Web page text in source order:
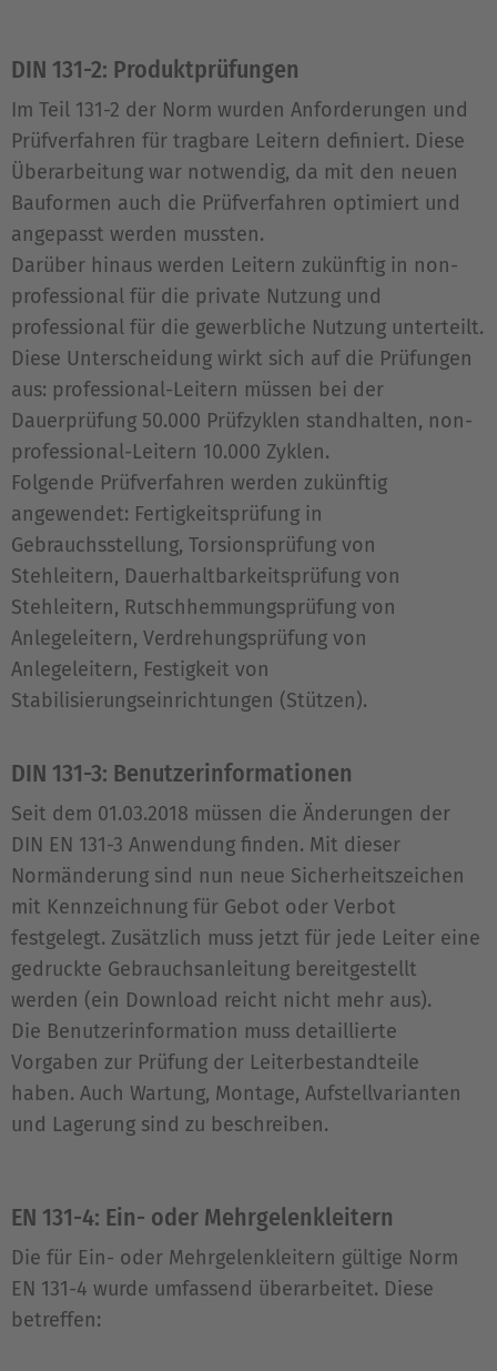
DIN 131-2: Produktprüfungen
Im Teil 131-2 der Norm wurden Anforderungen und
Prüfverfahren für tragbare Leitern definiert. Diese
Überarbeitung war notwendig, da mit den neuen
Bauformen auch die Prüfverfahren optimiert und
angepasst werden mussten.
Darüber hinaus werden Leitern zukünftig in non-
professional für die private Nutzung und
professional für die gewerbliche Nutzung unterteilt.
Diese Unterscheidung wirkt sich auf die Prüfungen
aus: professional-Leitern müssen bei der
Dauerprüfung 50.000 Prüfzyklen standhalten, non-
professional-Leitern 10.000 Zyklen.
Folgende Prüfverfahren werden zukünftig
angewendet: Fertigkeitsprüfung in
Gebrauchsstellung, Torsionsprüfung von
Stehleitern, Dauerhaltbarkeitsprüfung von
Stehleitern, Rutschhemmungsprüfung von
Anlegeleitern, Verdrehungsprüfung von
Anlegeleitern, Festigkeit von
Stabilisierungseinrichtungen (Stützen).
DIN 131-3: Benutzerinformationen
Seit dem 01.03.2018 müssen die Änderungen der
DIN EN 131-3 Anwendung finden. Mit dieser
Normänderung sind nun neue Sicherheitszeichen
mit Kennzeichnung für Gebot oder Verbot
festgelegt. Zusätzlich muss jetzt für jede Leiter eine
gedruckte Gebrauchsanleitung bereitgestellt
werden (ein Download reicht nicht mehr aus).
Die Benutzerinformation muss detaillierte
Vorgaben zur Prüfung der Leiterbestandteile
haben. Auch Wartung, Montage, Aufstellvarianten
und Lagerung sind zu beschreiben.
EN 131-4: Ein- oder Mehrgelenkleitern
Die für Ein- oder Mehrgelenkleitern gültige Norm
EN 131-4 wurde umfassend überarbeitet. Diese
betreffen: